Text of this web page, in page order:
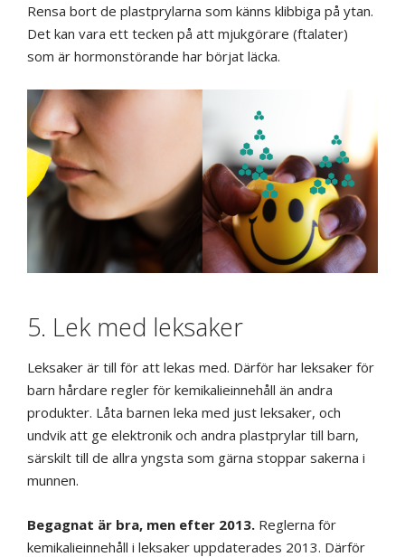
Rensa bort de plastprylarna som känns klibbiga på ytan.
Det kan vara ett tecken på att mjukgörare (ftalater)
som är hormonstörande har börjat läcka.
5. Lek med leksaker
Leksaker är till för att lekas med. Därför har leksaker för
barn hårdare regler för kemikalieinnehåll än andra
produkter. Låta barnen leka med just leksaker, och
undvik att ge elektronik och andra plastprylar till barn,
särskilt till de allra yngsta som gärna stoppar sakerna i
munnen.
Begagnat är bra, men efter 2013. Reglerna för
kemikalieinnehåll i leksaker uppdaterades 2013. Därför